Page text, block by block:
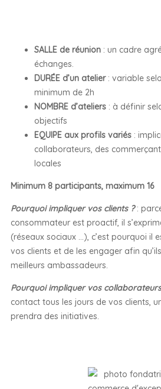
SALLE de réunion : un cadre
échanges.
DURÉE d’un atelier: variable
minimum de 2h
NOMBRE d’ateliers : à définir
objectifs
EQUIPE aux profils variés :
collaborateurs, des
locales
Minimum 8 participants, maximum 16
Pourquoiimpliquer vos clients ?:
consommateur est proactif, il
(réseaux sociaux …), c’est pourquoi il
vos clients et de les engager afin
meilleurs ambassadeurs.
Pourquoi impliquer vos
contact tous les jours de vos clients,
prendra des initiatives.